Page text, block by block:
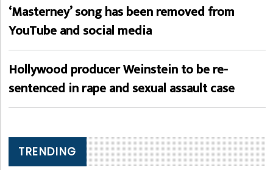
‘Masterney’ song has been removed from
YouTube and social media
Hollywood producer Weinstein to be re-
sentenced in rape and sexual assault case
TRENDING